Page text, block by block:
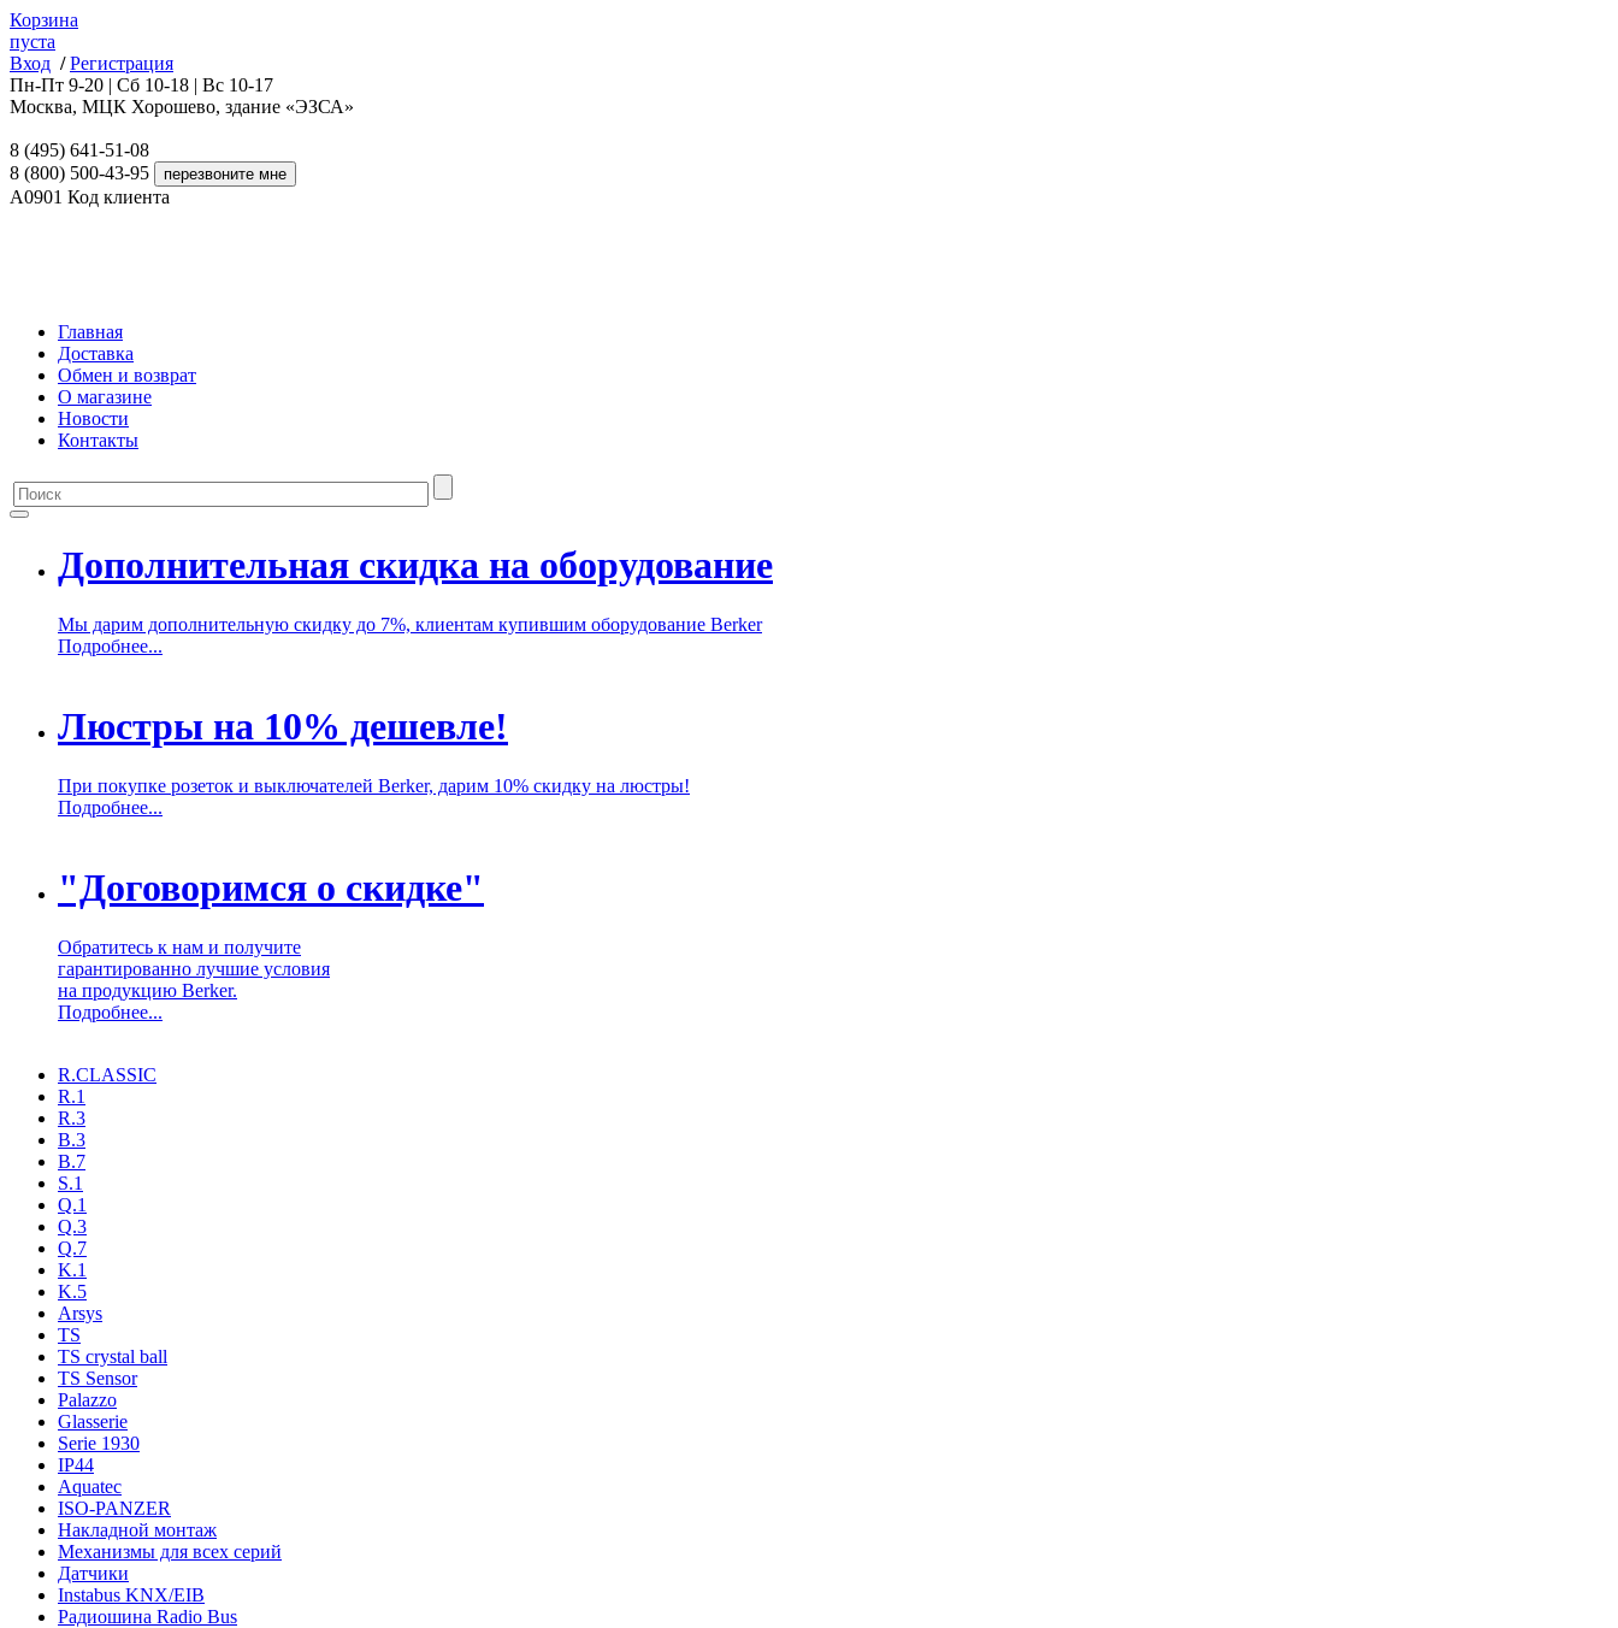
Корзина
пуста
Вход / Регистрация
Пн-Пт 9-20 | Сб 10-18 | Вс 10-17
Москва, МЦК Хорошево, здание «ЭЗСА»
8 (495) 641-51-08
8 (800) 500-43-95
A0901 Код клиента
Главная
Доставка
Обмен и возврат
О магазине
Новости
Контакты
Дополнительная скидка на оборудование
Мы дарим дополнительную скидку до 7%, клиентам купившим оборудование Berker
Подробнее...
Люстры на 10% дешевле!
При покупке розеток и выключателей Berker, дарим 10% скидку на люстры!
Подробнее...
"Договоримся о скидке"
Обратитесь к нам и получите
гарантированно лучшие условия
на продукцию Berker.
Подробнее...
R.CLASSIC
R.1
R.3
B.3
B.7
S.1
Q.1
Q.3
Q.7
K.1
K.5
Arsys
TS
TS crystal ball
TS Sensor
Palazzo
Glasserie
Serie 1930
IP44
Aquatec
ISO-PANZER
Накладной монтаж
Механизмы для всех серий
Датчики
Instabus KNX/EIB
Радиошина Radio Bus